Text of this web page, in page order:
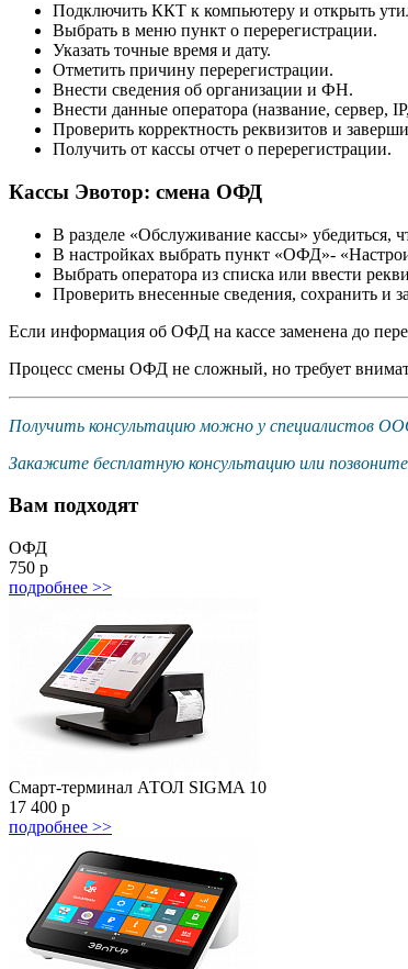
Подключить ККТ к компьютеру и открыть
Выбрать в меню пункт о перерегистрации.
Указать точные время и дату.
Отметить причину перерегистрации.
Внести сведения об организации и ФН.
Внести данные оператора (название, сервер,
Проверить корректность реквизитов и
Получить от кассы отчет о перерегистрации.
Кассы Эвотор: смена ОФД
В разделе «Обслуживание кассы» убедиться,
В настройках выбрать пункт «ОФД»-
Выбрать оператора из списка или ввести
Проверить внесенные сведения, сохранить и
Если информация об ОФД на кассе заменена до
Процесс смены ОФД не сложный, но требует
Получить консультацию можно у специалистов
Закажите бесплатную консультацию или
Вам подходят
ОФД
750 р
подробнее >>
Смарт-терминал АТОЛ SIGMA 10
17 400 р
подробнее >>